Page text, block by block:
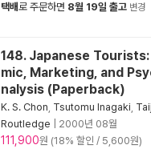
택배로 주문하면 8월 19일 출고 변경
148. Japanese
mic, Marketing, and
nalysis (Paperback)
K. S. Chon Tsutomu Inagaki
Routledge
2000년 08월
111,900원 (18% 할인 / 5,600원)